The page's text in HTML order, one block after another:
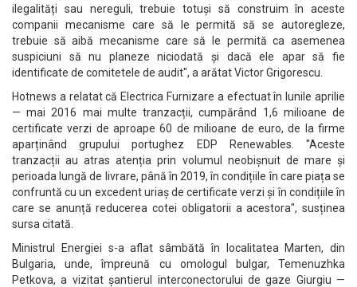
ilegalități sau nereguli, trebuie totuși să construim în aceste
companii mecanisme care să le permită să se autoregleze,
trebuie să aibă mecanisme care să le permită ca asemenea
suspiciuni să nu planeze niciodată și dacă ele apar să fie
identificate de comitetele de audit", a arătat Victor Grigorescu.
Hotnews a relatat că Electrica Furnizare a efectuat în lunile aprilie
— mai 2016 mai multe tranzacții, cumpărând 1,6 milioane de
certificate verzi de aproape 60 de milioane de euro, de la firme
aparținând grupului portughez EDP Renewables. "Aceste
tranzacții au atras atenția prin volumul neobișnuit de mare și
perioada lungă de livrare, până în 2019, în condițiile în care piața se
confruntă cu un excedent uriaș de certificate verzi și în condițiile în
care se anunță reducerea cotei obligatorii a acestora", susținea
sursa citată.
Ministrul Energiei s-a aflat sâmbătă în localitatea Marten, din
Bulgaria, unde, împreună cu omologul bulgar, Temenuzhka
Petkova, a vizitat șantierul interconectorului de gaze Giurgiu —